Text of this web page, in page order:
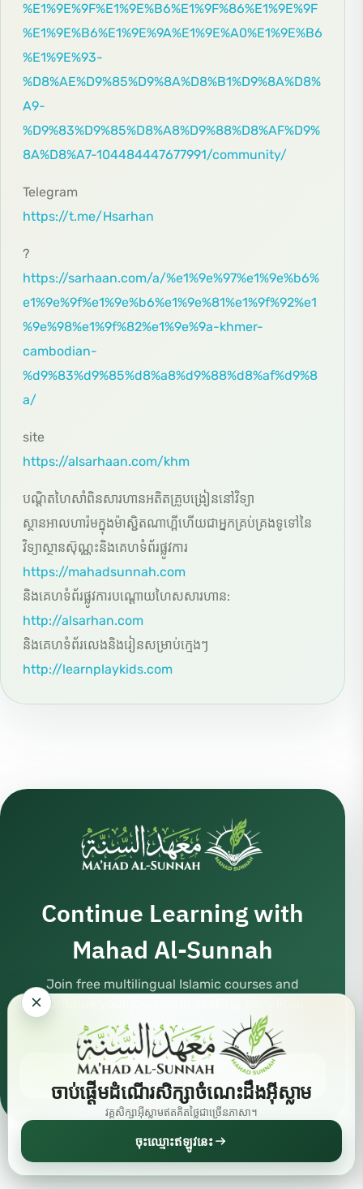
ចាប់ផ្តើមដំណើរសិក្សាចំណេះដឹងអ៊ីស្លាម
វគ្គសិក្សាអ៊ីស្លាមឥតគិតថ្លៃជាច្រើនភាសា។
ចុះឈ្មោះឥឡូវនេះ
%E1%9E%9F%E1%9E%B6%E1%9F%86%E1%9E%9F
%E1%9E%B6%E1%9E%9A%E1%9E%A0%E1%9E%B6
%E1%9E%93-
%D8%AE%D9%85%D9%8A%D8%B1%D9%8A%D8%
A9-
%D9%83%D9%85%D8%A8%D9%88%D8%AF%D9%
8A%D8%A7-104484447677991/community/
Telegram
https://t.me/Hsarhan
?
https://sarhaan.com/a/%e1%9e%97%e1%9e%b6%
e1%9e%9f%e1%9e%b6%e1%9e%81%e1%9f%92%e1
%9e%98%e1%9f%82%e1%9e%9a-khmer-
cambodian-
%d9%83%d9%85%d8%a8%d9%88%d8%af%d9%8
a/
site
https://alsarhaan.com/khm
បណ្តិតហៃសាំពិនសារហានអតិតគ្រូបង្រៀននៅវិទ្យា
ស្ថានអាលហារ៉មក្នុងម៉ាស្ជិតណាហ្ពីហើយជាអ្នកគ្រប់គ្រងទូទៅនៃ
វិទ្យាស្ថានស៊ុណ្ណះនិងគេហទំព័រផ្លូវការ
https://mahadsunnah.com
និងគេហទំព័រផ្លូវការបណ្តោយហៃសសារហាន:
http://alsarhan.com
និងគេហទំព័រលេងនិងរៀនសម្រាប់ក្មេងៗ
http://learnplaykids.com
Continue Learning with
Mahad Al-Sunnah
Join free multilingual Islamic courses and
continue your journey in seeking beneficial
knowledge.
Register Now